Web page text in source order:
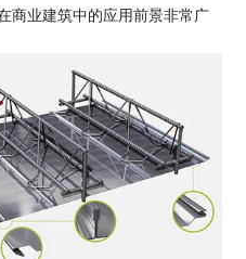
商业建筑中的应用前景非常广